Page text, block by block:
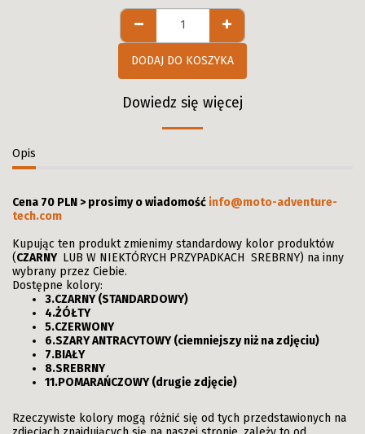
DODAJ DO KOSZYKA
Dowiedz się więcej
Opis
Cena 70 PLN > prosimy o wiadomość info@moto-adventure-
tech.com
Kupując ten produkt zmienimy standardowy kolor produktów
(CZARNY LUB W NIEKTÓRYCH PRZYPADKACH SREBRNY) na inny
wybrany przez Ciebie.
Dostępne kolory:
3.CZARNY (STANDARDOWY)
4.ŻÓŁTY
5.CZERWONY
6.SZARY ANTRACYTOWY (ciemniejszy niż na zdjęciu)
7.BIAŁY
8.SREBRNY
11.POMARAŃCZOWY (drugie zdjęcie)
Rzeczywiste kolory mogą różnić się od tych przedstawionych na